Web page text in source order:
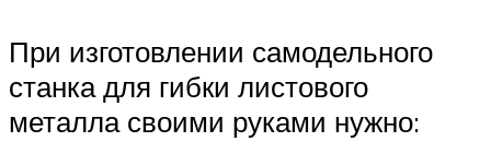
При изготовлении самодельного
станка для гибки листового
металла своими руками нужно: